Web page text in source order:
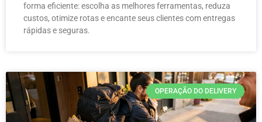
forma eficiente: escolha as melhores ferramentas, reduza
custos, otimize rotas e encante seus clientes com entregas
rápidas e seguras.
OPERAÇÃO DO DELIVERY